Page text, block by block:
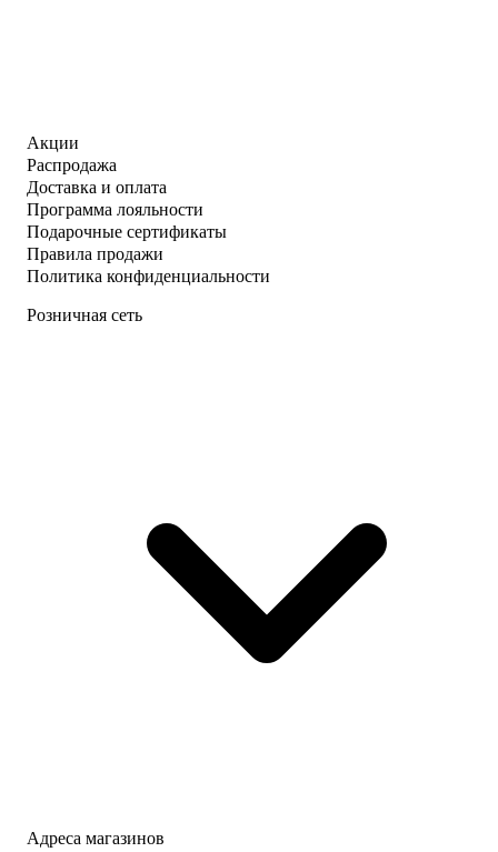
Акции
Распродажа
Доставка и оплата
Программа лояльности
Подарочные сертификаты
Правила продажи
Политика конфиденциальности
Розничная сеть
Адреса магазинов